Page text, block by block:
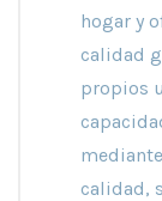
hogar y
calidad
propios
calidad,